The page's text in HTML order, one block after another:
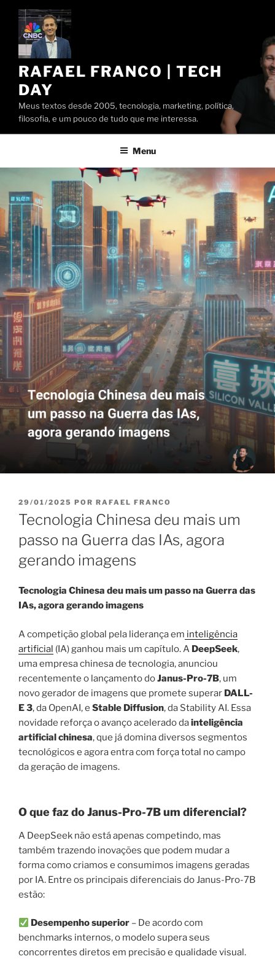
Pular
conteúdo
RAFAEL FRANCO | TECH
DAY
Meus textos desde 2005, tecnologia, marketing, política,
filosofia, e um pouco de tudo que me interessa.
Menu
PUBLICADO
EM
29/01/2025 POR RAFAEL FRANCO
Tecnologia Chinesa deu mais um
passo na Guerra das IAs, agora
gerando imagens
Tecnologia Chinesa deu mais um passo na Guerra das
IAs, agora gerando imagens
A competição global pela liderança em inteligência
artificial (IA) ganhou mais um capítulo. A DeepSeek,
uma empresa chinesa de tecnologia, anunciou
recentemente o lançamento doJanus-Pro-7B, um
novo gerador de imagens que promete superar DALL-
E 3, da OpenAI, e Stable Diffusion, da Stability AI. Essa
novidade reforça o avanço acelerado dainteligência
artificial chinesa, que já domina diversos segmentos
tecnológicos e agora entra com força total no campo
da geração de imagens.
O que faz do Janus-Pro-7B um diferencial?
A DeepSeek não está apenas competindo, mas
também trazendo inovações que podem mudar a
forma como criamos e consumimos imagens geradas
por IA. Entre os principais diferenciais do Janus-Pro-7B
estão:
Desempenho superior – De acordo com
benchmarks internos, o modelo supera seus
concorrentes diretos em precisão e qualidade visual.